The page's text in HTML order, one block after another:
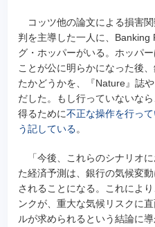
コッツ他の論文による損害
判を主導した一人に、Banking
グ・ホッパーがいる。ホッパ
ことが公に明らかになった後
たかどうかを、『Nature』誌
だした。もし行っていないな
得るために不正な操作を行っ
う記している。
「今後、これらのシナリオ
た経済予測は、銀行の気候変
されることになる。これによ
ンクが、重大な気候リスクに
ルが求められるという結論に